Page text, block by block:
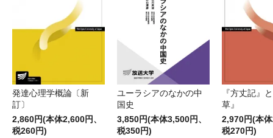
発達心理学概論〔新
訂〕
2,860円(本体2,600円、
税260円)
ユーラシアのなかの中
国史
3,850円(本体3,500円、
税350円)
『方丈記』
草』
2,970円(本
税270円)